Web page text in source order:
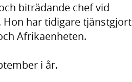
biträdande chef vid
har tidigare tjänstgjort
Afrikaenheten.
i år.